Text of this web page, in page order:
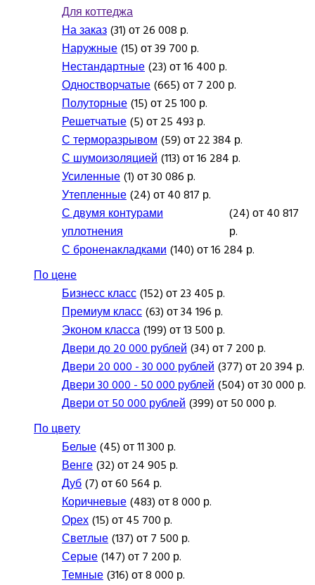
Для коттеджа
На заказ(31) от 26 008 р.
Наружные(15) от 39 700 р.
Нестандартные(23) от 16 400 р.
Одностворчатые(665) от 7 200 р.
Полуторные(15) от 25 100 р.
Решетчатые(5) от 25 493 р.
С терморазрывом(59) от 22 384 р.
С шумоизоляцией(113) от 16 284 р.
Усиленные(1) от 30 086 р.
Утепленные(24) от 40 817 р.
С двумя контурами
уплотнения
(24) от 40 817
р.
С броненакладками(140) от 16 284 р.
По цене
Бизнесс класс(152) от 23 405 р.
Премиум класс(63) от 34 196 р.
Эконом класса(199) от 13 500 р.
Двери до 20 000 рублей(34) от 7 200 р.
Двери 20 000 - 30 000 рублей(377) от 20 394 р.
Двери 30 000 - 50 000 рублей(504) от 30 000 р.
Двери от 50 000 рублей(399) от 50 000 р.
По цвету
Белые(45) от 11 300 р.
Венге(32) от 24 905 р.
Дуб(7) от 60 564 р.
Коричневые(483) от 8 000 р.
Орех(15) от 45 700 р.
Светлые(137) от 7 500 р.
Серые(147) от 7 200 р.
Темные(316) от 8 000 р.